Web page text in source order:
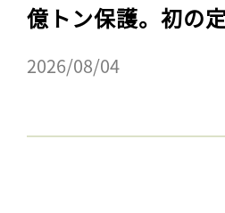
億トン保護。初の
2026/08/04